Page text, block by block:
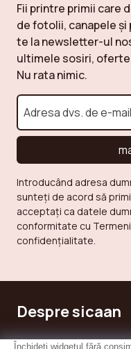
Fii printre primii care
de fotolii, canapele și
te la newsletter-ul
ultimele sosiri,
Nu rata nimic.
Introducând adresa
sunteți de acord să
acceptați ca datele
conformitate cu
confidențialitate.
Despre sicaan